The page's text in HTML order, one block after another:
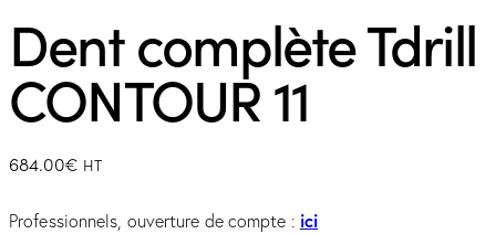
Dent complète Tdrill
CONTOUR 11
684.00€ HT
Professionnels, ouverture de compte : ici